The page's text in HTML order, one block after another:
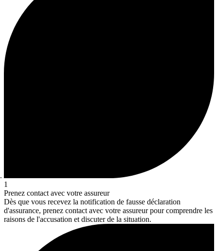
1
Prenez contact avec votre assureur
Dès que vous recevez la notification de fausse déclaration
d'assurance, prenez contact avec votre assureur pour comprendre les
raisons de l'accusation et discuter de la situation.